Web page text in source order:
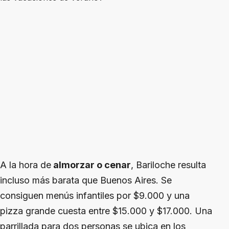
A la hora de almorzar o cenar, Bariloche resulta
incluso más barata que Buenos Aires. Se
consiguen menús infantiles por $9.000 y una
pizza grande cuesta entre $15.000 y $17.000. Una
parrillada para dos personas se ubica en los